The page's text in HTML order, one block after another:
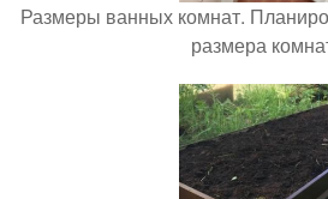
Размеры ванных комнат.
размера